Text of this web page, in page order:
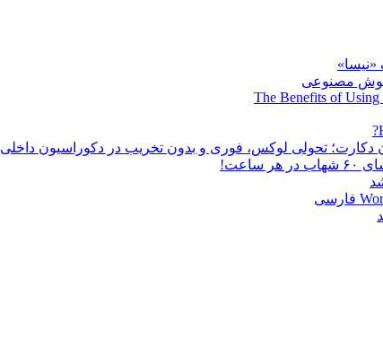
هوش مصنوعی
The Benefits of Using
دکارت؛ تحولی لوکس، فوری و بدون تخریب در دکوراسیون داخلی